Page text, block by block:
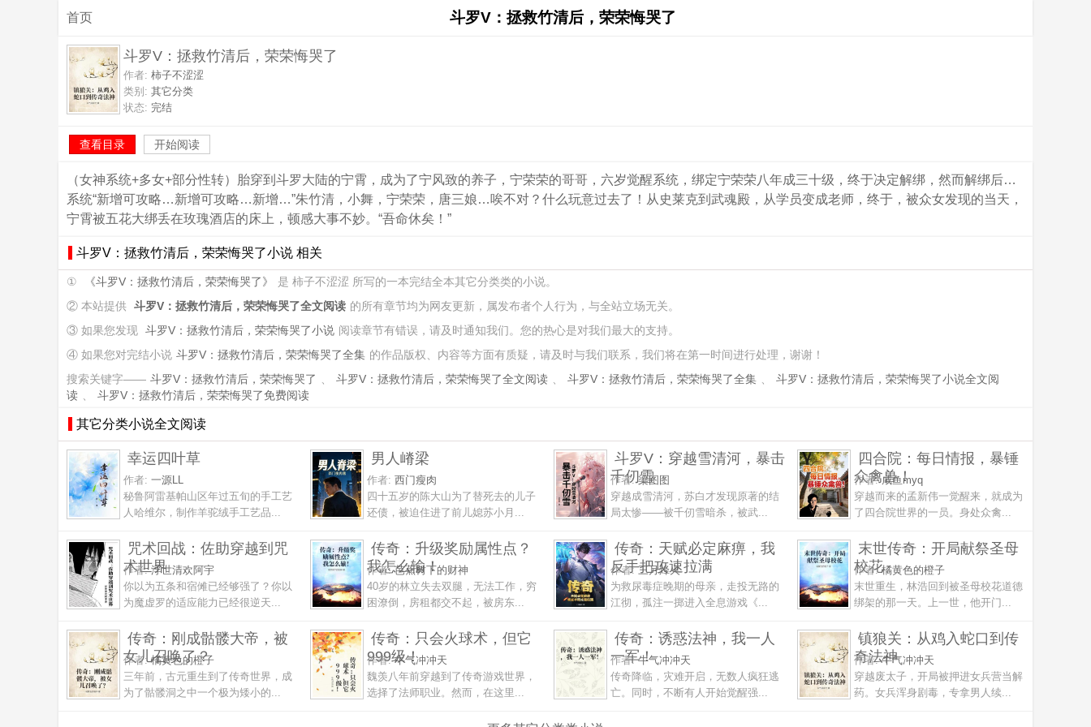
首页 斗罗V：拯救竹清后，荣荣悔哭了
斗罗V：拯救竹清后，荣荣悔哭了
作者: 柿子不涩涩
类别: 其它分类
状态: 完结
查看目录 开始阅读
（女神系统+多女+部分性转）胎穿到斗罗大陆的宁霄，成为了宁风致的养子，宁荣荣的哥哥，六岁觉醒系统，绑定宁荣荣八年成三十级，终于决定解绑，然而解绑后…
系统“新增可攻略…新增可攻略…新增…”朱竹清，小舞，宁荣荣，唐三娘…唉不对？什么玩意过去了！从史莱克到武魂殿，从学员变成老师，终于，被众女发现的当天，
宁霄被五花大绑丢在玫瑰酒店的床上，顿感大事不妙。“吾命休矣！”
斗罗V：拯救竹清后，荣荣悔哭了小说 相关
① 《斗罗V：拯救竹清后，荣荣悔哭了》
是 柿子不涩涩 所写的一本完结全本其它分类类的小说。
② 本站提供 斗罗V：拯救竹清后，荣荣悔哭了全文阅读 的所有章节均为网友更新，属发布者个人行为，与全站立场无关。
③ 如果您发现 斗罗V：拯救竹清后，荣荣悔哭了小说 阅读章节有错误，请及时通知我们。您的热心是对我们最大的支持。
④ 如果您对完结小说 斗罗V：拯救竹清后，荣荣悔哭了全集 的作品版权、内容等方面有质疑，请及时与我们联系，我们将在第一时间进行处理，谢谢！
搜索关键字—— 斗罗V：拯救竹清后，荣荣悔哭了 、 斗罗V：拯救竹清后，荣荣悔哭了全文阅读 、 斗罗V：拯救竹清后，荣荣悔哭了全集 、
斗罗V：拯救竹清后，荣荣悔哭了小说全文阅
读 、 斗罗V：拯救竹清后，荣荣悔哭了免费阅读
其它分类小说全文阅读
幸运四叶草
作者: 一源LL
秘鲁阿雷基帕山区年过五旬的手工艺
人哈维尔，制作羊驼绒手工艺品...
男人嵴梁
作者: 西门瘦肉
四十五岁的陈大山为了替死去的儿子
还债，被迫住进了前儿媳苏小月...
斗罗V：穿越雪清河，暴击
千仞雪
作者:梁图图
穿越成雪清河，苏白才发现原著的结
局太惨——被千仞雪暗杀，被武...
四合院：每日情报，暴锤
众禽兽！
作者:咸鱼myq
穿越而来的孟新伟一觉醒来，就成为
了四合院世界的一员。身处众禽...
咒术回战：佐助穿越到咒
术世界
作者:浮世清欢阿宇
你以为五条和宿傩已经够强了？你以
为魔虚罗的适应能力已经很逆天...
传奇：升级奖励属性点？
我怎么输！
作者:芭蕉树下的财神
40岁的林立失去双腿，无法工作，穷
困潦倒，房租都交不起，被房东...
传奇：天赋必定麻痹，我
反手把攻速拉满
作者:三月烽火
为救尿毒症晚期的母亲，走投无路的
江彻，孤注一掷进入全息游戏《...
末世传奇：开局献祭圣母
校花
作者:橘黄色的橙子
末世重生，林浩回到被圣母校花道德
绑架的那一天。上一世，他开门...
传奇：刚成骷髅大帝，被
女儿召唤了？
作者:橘黄色的橙子
三年前，古元重生到了传奇世界，成
为了骷髅洞之中一个极为矮小的...
传奇：只会火球术，但它
999级！
作者:牛气冲冲天
魏羡八年前穿越到了传奇游戏世界，
选择了法师职业。然而，在这里...
传奇：诱惑法神，我一人
一军！
作者:牛气冲冲天
传奇降临，灾难开启，无数人疯狂逃
亡。同时，不断有人开始觉醒强...
镇狼关：从鸡入蛇口到传
奇法神
作者:牛气冲冲天
穿越废太子，开局被押进女兵营当解
药。女兵浑身剧毒，专拿男人续...